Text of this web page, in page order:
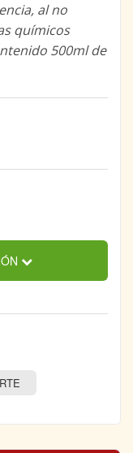
al no
químicos
500ml de